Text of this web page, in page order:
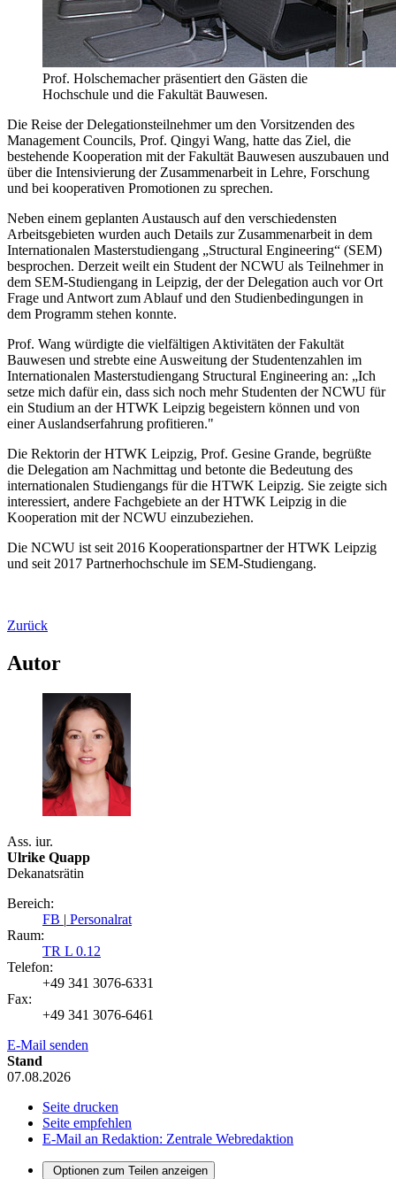
Prof. Holschemacher präsentiert den Gästen die
Hochschule und die Fakultät Bauwesen.
Die Reise der Delegationsteilnehmer um den Vorsitzenden des
Management Councils, Prof. Qingyi Wang, hatte das Ziel, die
bestehende Kooperation mit der Fakultät Bauwesen auszubauen und
über die Intensivierung der Zusammenarbeit in Lehre, Forschung
und bei kooperativen Promotionen zu sprechen.
Neben einem geplanten Austausch auf den verschiedensten
Arbeitsgebieten wurden auch Details zur Zusammenarbeit in dem
Internationalen Masterstudiengang „Structural Engineering“ (SEM)
besprochen. Derzeit weilt ein Student der NCWU als Teilnehmer in
dem SEM-Studiengang in Leipzig, der der Delegation auch vor Ort
Frage und Antwort zum Ablauf und den Studienbedingungen in
dem Programm stehen konnte.
Prof. Wang würdigte die vielfältigen Aktivitäten der Fakultät
Bauwesen und strebte eine Ausweitung der Studentenzahlen im
Internationalen Masterstudiengang Structural Engineering an: „Ich
setze mich dafür ein, dass sich noch mehr Studenten der NCWU für
ein Studium an der HTWK Leipzig begeistern können und von
einer Auslandserfahrung profitieren."
Die Rektorin der HTWK Leipzig, Prof. Gesine Grande, begrüßte
die Delegation am Nachmittag und betonte die Bedeutung des
internationalen Studiengangs für die HTWK Leipzig. Sie zeigte sich
interessiert, andere Fachgebiete an der HTWK Leipzig in die
Kooperation mit der NCWU einzubeziehen.
Die NCWU ist seit 2016 Kooperationspartner der HTWK Leipzig
und seit 2017 Partnerhochschule im SEM-Studiengang.
Zurück
Autor
Ass. iur.
Ulrike Quapp
Dekanatsrätin
Bereich:
FB | Personalrat
Raum:
TR L 0.12
Telefon:
+49 341 3076-6331
Fax:
+49 341 3076-6461
E-Mail senden
Stand
07.08.2026
Seite drucken
Seite empfehlen
E-Mail an Redaktion: Zentrale Webredaktion
Optionen zum Teilen anzeigen